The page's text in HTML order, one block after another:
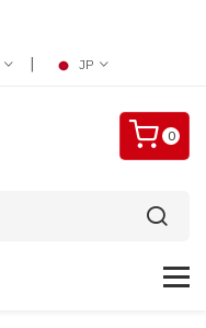
| JP
0